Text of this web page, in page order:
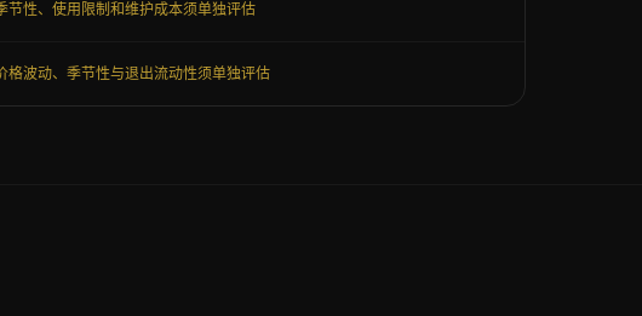
节性、使用限制和维护成本须单独评估
格波动、季节性与退出流动性须单独评估